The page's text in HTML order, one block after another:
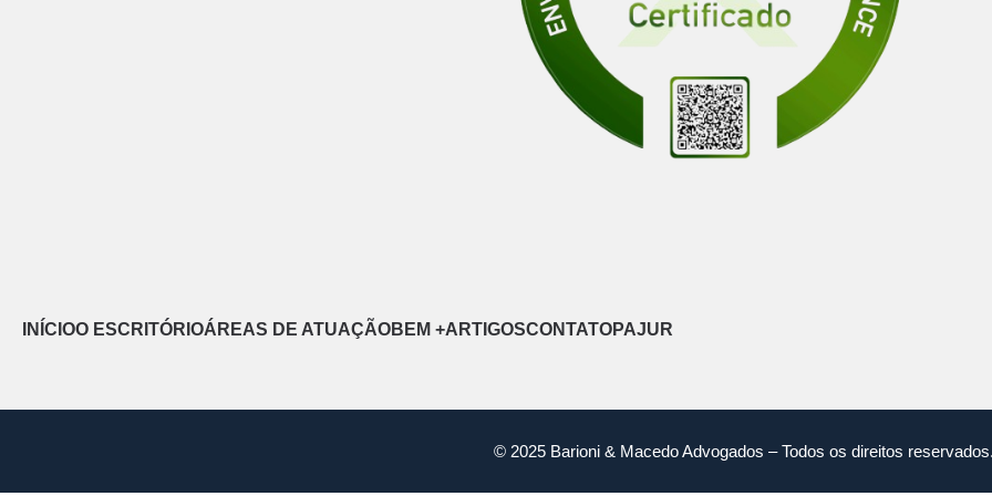
INÍCIOO ESCRITÓRIOÁREAS DE ATUAÇÃOBEM +ARTIGOSCONTATOPAJUR
© 2025 Barioni & Macedo Advogados – Todos os direitos